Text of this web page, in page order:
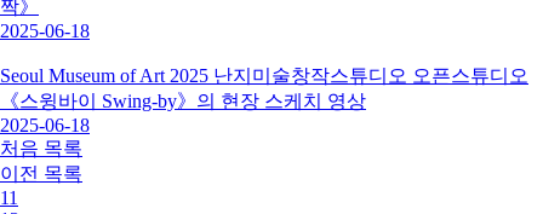
짝》
2025-06-18
Seoul Museum of Art 2025 난지미술창작스튜디오 오픈스튜디오
《스윙바이 Swing-by》의 현장 스케치 영상
2025-06-18
처음 목록
이전 목록
11